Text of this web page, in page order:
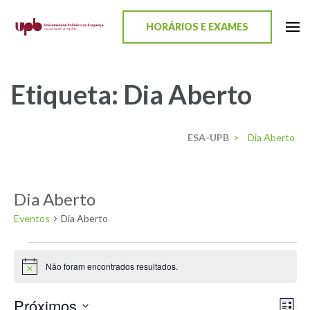
HORÁRIOS E EXAMES
Etiqueta: Dia Aberto
ESA-UPB > Dia Aberto
Dia Aberto
Eventos Dia Aberto
Aviso Não foram encontrados resultados.
Próximos